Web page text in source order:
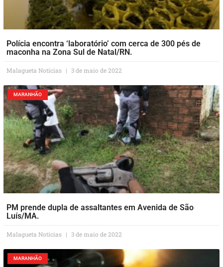
Polícia encontra ‘laboratório’ com cerca de 300 pés de
maconha na Zona Sul de Natal/RN.
Malagueta Notícias 3 de maio de 2022
MARANHÃO
PM prende dupla de assaltantes em Avenida de São
Luís/MA.
Malagueta Notícias 3 de maio de 2022
MARANHÃO